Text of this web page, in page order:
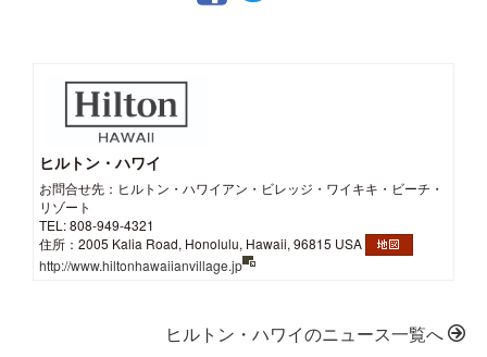
ヒルトン・ハワイ
お問合せ先：ヒルトン・ハワイアン・ビレッジ・ワイキキ・ビーチ・
リゾート
TEL: 808-949-4321
住所：2005 Kalia Road, Honolulu, Hawaii, 96815 USA
http://www.hiltonhawaiianvillage.jp
ヒルトン・ハワイのニュース一覧へ